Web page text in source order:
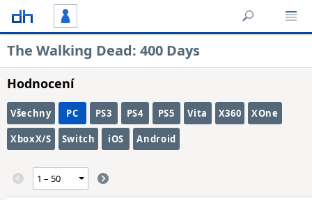
The Walking Dead: 400 Days
Hodnocení
Všechny PC PS3 PS4 PS5 Vita X360 XOne
XboxX/S Switch iOS Android